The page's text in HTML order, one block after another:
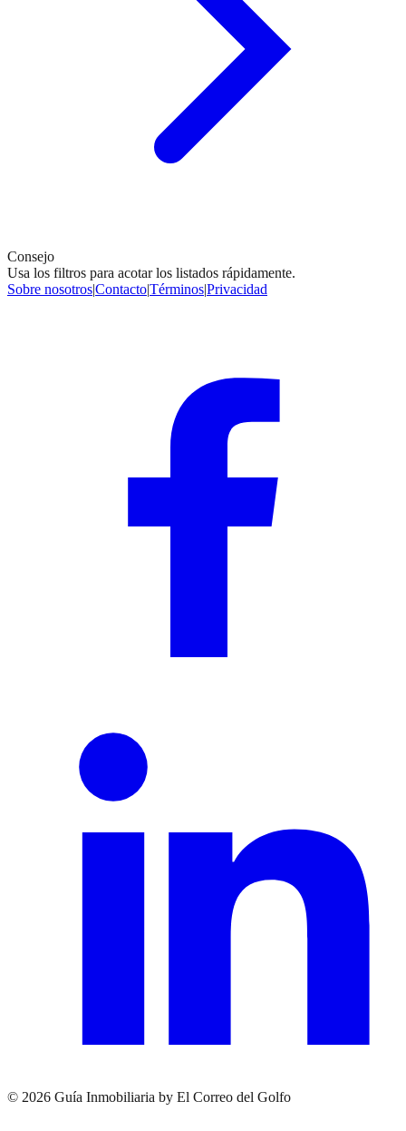
Consejo
Usa los filtros para acotar los listados rápidamente.
Sobre nosotros|Contacto|Términos|Privacidad
© 2026 Guía Inmobiliaria by El Correo del Golfo